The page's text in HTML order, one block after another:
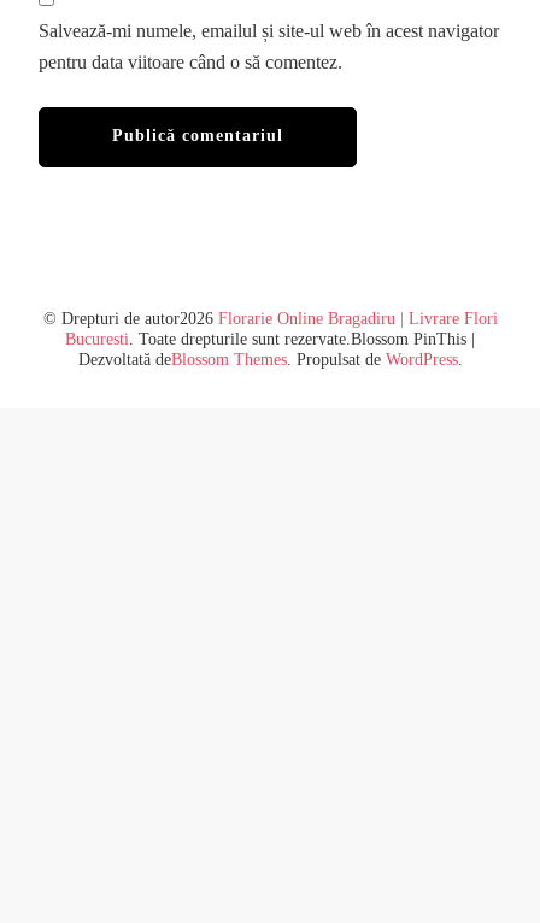
Salvează-mi numele, emailul și site-ul web în acest navigator
pentru data viitoare când o să comentez.
© Drepturi de autor2026 Florarie Online Bragadiru | Livrare Flori
Bucuresti. Toate drepturile sunt rezervate.Blossom PinThis |
Dezvoltată deBlossom Themes. Propulsat de WordPress.